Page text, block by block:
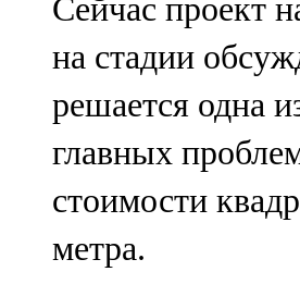
107,7 FM
Чистай
103,0 FM
Чүпрәле
91,0 FM
Шәмәрдән
Сейчас проект
на стадии
решается одна
главных
стоимости
метра.